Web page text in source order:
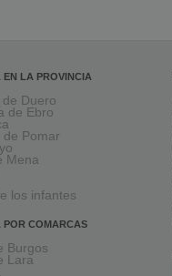
EN LA PROVINCIA
Duero
de Ebro
de Pomar
Mena
los infantes
POR COMARCAS
Burgos
Lara